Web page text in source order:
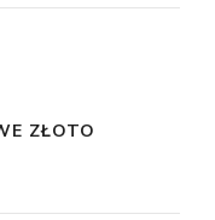
ZŁOTO